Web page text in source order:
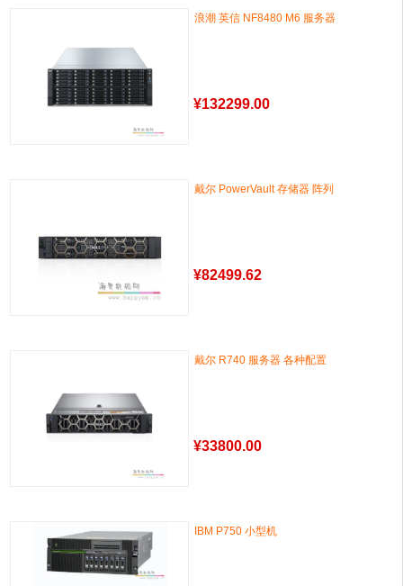
浪潮 英信 NF8480 M6 服务器
¥132299.00
戴尔 PowerVault 存储器 阵列
¥82499.62
戴尔 R740 服务器 各种配置
¥33800.00
IBM P750 小型机